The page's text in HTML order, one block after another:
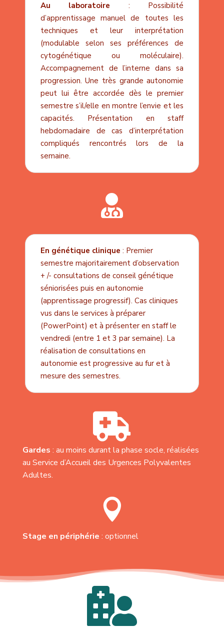
Au laboratoire : Possibilité
d’apprentissage manuel de toutes les
techniques et leur interprétation
(modulable selon ses préférences de
cytogénétique ou moléculaire).
Accompagnement de l’interne dans sa
progression. Une très grande autonomie
peut lui être accordée dès le premier
semestre s’il/elle en montre l’envie et les
capacités. Présentation en staff
hebdomadaire de cas d’interprétation
compliqués rencontrés lors de la
semaine.

En génétique clinique : Premier
semestre majoritairement d’observation
+ /- consultations de conseil génétique
séniorisées puis en autonomie
(apprentissage progressif). Cas cliniques
vus dans le services à préparer
(PowerPoint) et à présenter en staff le
vendredi (entre 1 et 3 par semaine). La
réalisation de consultations en
autonomie est progressive au fur et à
mesure des semestres.

Gardes : au moins durant la phase socle, réalisées
au Service d’Accueil des Urgences Polyvalentes
Adultes.

Stage en périphérie : optionnel
